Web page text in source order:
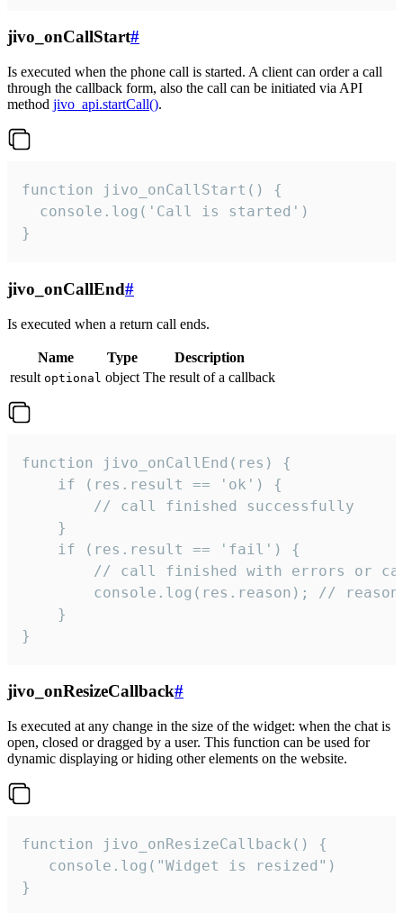
jivo_onCallStart#
Is executed when the phone call is started. A client can order a call
through the callback form, also the call can be initiated via API
method jivo_api.startCall().
function jivo_onCallStart() {
  console.log('Call is started')
}
jivo_onCallEnd#
Is executed when a return call ends.
Name Type
Description
result optional object The result of a callback
function jivo_onCallEnd(res) {
    if (res.result == 'ok') {
        // call finished successfully
    }
    if (res.result == 'fail') {
// call finished with errors or
console.log(res.reason); //
    }
}
jivo_onResizeCallback#
Is executed at any change in the size of the widget: when the chat is
open, closed or dragged by a user. This function can be used for
dynamic displaying or hiding other elements on the website.
function jivo_onResizeCallback() {
   console.log("Widget is resized")
}